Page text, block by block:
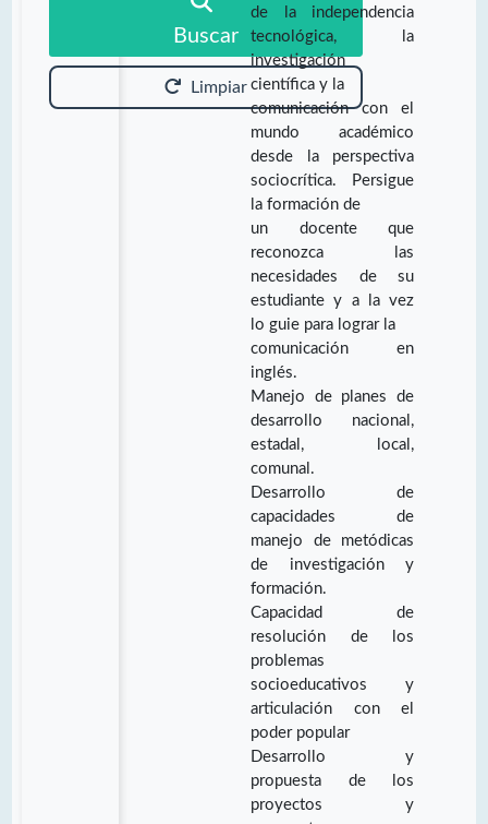
Buscar
Limpiar
de la independencia
tecnológica, la
investigación
científica y la
comunicación con el
mundo académico
desde la perspectiva
sociocrítica. Persigue
la formación de
un docente que
reconozca las
necesidades de su
estudiante y a la vez
lo guie para lograr la
comunicación en
inglés.
Manejo de planes de
desarrollo nacional,
estadal, local,
comunal.
Desarrollo de
capacidades de
manejo de metódicas
de investigación y
formación.
Capacidad de
resolución de los
problemas
socioeducativos y
articulación con el
poder popular
Desarrollo y
propuesta de los
proyectos y